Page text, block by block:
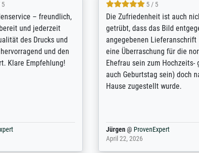
mit der
aus dem 1.
ich ein
Das habe ich bei
der Auswahl der
4.8 / 5
Hervorragende Qualität.
vieles anpassen lassen, wie
Randentfernung, Farbe,
Kontrast und Weiteres. Sehr
Kontaktperson per Mail. Das
Kunstdruck) wurde sehr gut
sehr starke Papprolle mit
Anonym@ProvenExpert
August 12, 2025